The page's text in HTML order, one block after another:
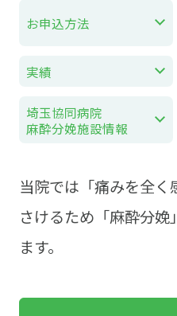
お申込方法
実績
埼玉協同病院
麻酔分娩施設情報
当院では「痛みを全
さけるため「麻酔分娩
ます。